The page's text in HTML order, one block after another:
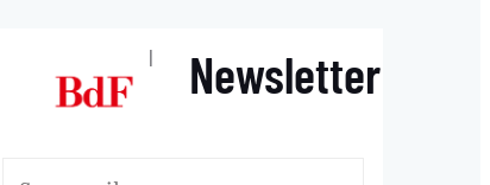
| Newsletter